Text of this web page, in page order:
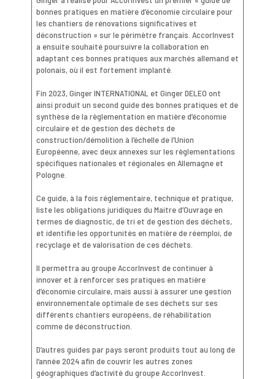
bonnes pratiques en matière d’économie circulaire pour
les chantiers de rénovations significatives et
déconstruction » sur le périmètre français. AccorInvest
a ensuite souhaité poursuivre la collaboration en
adaptant ces bonnes pratiques aux marchés allemand et
polonais, où il est fortement implanté.
Fin 2023, Ginger INTERNATIONAL et Ginger DELEO ont
ainsi produit un second guide des bonnes pratiques et de
synthèse de la règlementation en matière d’économie
circulaire et de gestion des déchets de
construction/démolition à l’échelle de l’Union
Européenne, avec deux annexes sur les règlementations
spécifiques nationales et régionales en Allemagne et
Pologne.
Ce guide, à la fois réglementaire, technique et pratique,
liste les obligations juridiques du Maitre d’Ouvrage en
termes de diagnostic, de tri et de gestion des déchets,
et identifie les opportunités en matière de réemploi, de
recyclage et de valorisation de ces déchets.
Il permettra au groupe AccorInvest de continuer à
innover et à renforcer ses pratiques en matière
d’économie circulaire, mais aussi à assurer une gestion
environnementale optimale de ses déchets sur ses
différents chantiers européens, de réhabilitation
comme de déconstruction.
D’autres guides par pays seront produits tout au long de
l’année 2024 afin de couvrir les autres zones
géographiques d’activité du groupe AccorInvest.